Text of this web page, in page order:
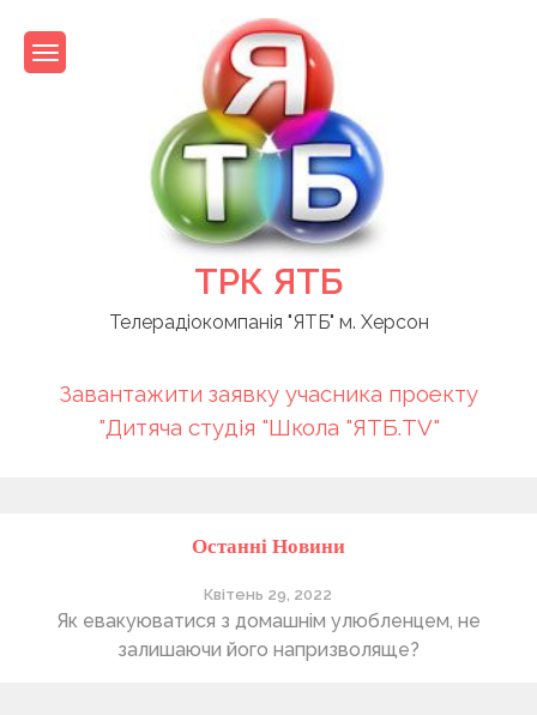
content
ТРК ЯТБ
Телерадіокомпанія "ЯТБ" м. Херсон
Завантажити заявку учасника проекту
"Дитяча студія "Школа "ЯТБ.TV"
Останні Новини
Квітень 29, 2022
Як евакуюватися з домашнім улюбленцем, не
залишаючи його напризволяще?